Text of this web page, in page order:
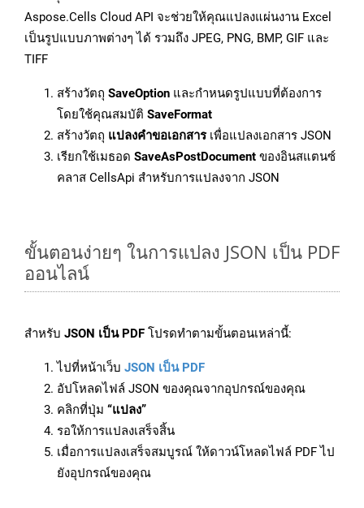
Aspose.Cells Cloud API จะช่วยให้คุณแปลงแผ่นงาน Excel
เป็นรูปแบบภาพต่างๆ ได้ รวมถึง JPEG, PNG, BMP, GIF และ
TIFF
สร้างวัตถุ SaveOption และกำหนดรูปแบบที่ต้องการ
โดยใช้คุณสมบัติ SaveFormat
สร้างวัตถุ แปลงคำขอเอกสารเพื่อแปลงเอกสาร JSON
เรียกใช้เมธอด SaveAsPostDocument ของอินสแตนซ์
คลาส CellsApi สำหรับการแปลงจาก JSON
ขั้นตอนง่ายๆ ในการแปลง JSON เป็น PDF
ออนไลน์
สำหรับ JSON เป็น PDF โปรดทำตามขั้นตอนเหล่านี้:
ไปที่หน้าเว็บ JSON เป็น PDF
อัปโหลดไฟล์ JSON ของคุณจากอุปกรณ์ของคุณ
คลิกที่ปุ่ม “แปลง”
รอให้การแปลงเสร็จสิ้น
เมื่อการแปลงเสร็จสมบูรณ์ ให้ดาวน์โหลดไฟล์ PDF ไป
ยังอุปกรณ์ของคุณ